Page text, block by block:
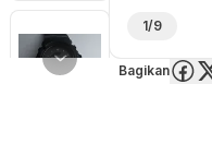
1/9
Bagikan